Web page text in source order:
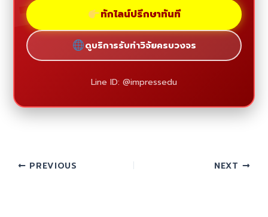
ทักไลน์ปรึกษาทันที
ดูบริการรับทำวิจัยครบวงจร
Line ID: @impressedu
PREVIOUS NEXT